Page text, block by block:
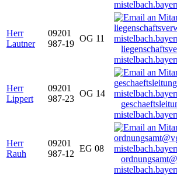
Herr
Lautner
09201
987-19
OG 11
Herr
Lippert
09201
987-23
OG 14
Herr
Rauh
09201
987-12
EG 08